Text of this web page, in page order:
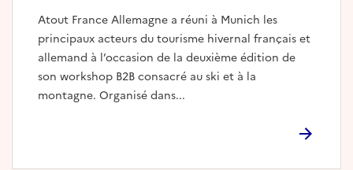
Atout France Allemagne a réuni à Munich les
principaux acteurs du tourisme hivernal français et
allemand à l’occasion de la deuxième édition de
son workshop B2B consacré au ski et à la
montagne. Organisé dans...